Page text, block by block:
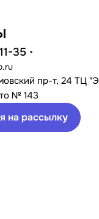
35
пр-т, 24 ТЦ
№ 143
на рассылку